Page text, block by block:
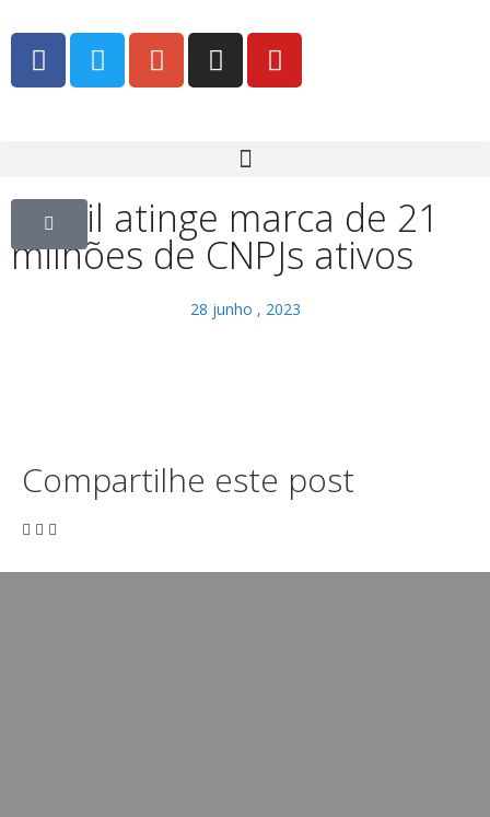
Brasil atinge marca de 21
milhões de CNPJs ativos
28 junho , 2023
Compartilhe este post